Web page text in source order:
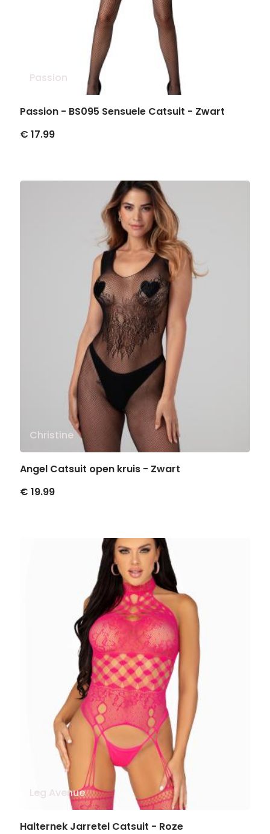
Passion
Passion - BS095 Sensuele Catsuit - Zwart
€ 17.99
Christine
Angel Catsuit open kruis - Zwart
€ 19.99
Leg Avenue
Halternek Jarretel Catsuit - Roze